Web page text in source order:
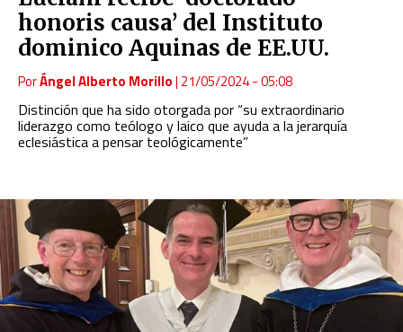
honoris causa’ del Instituto
dominico Aquinas de EE.UU.
PorÁngel Alberto Morillo| 21/05/2024 - 05:08
Distinción que ha sido otorgada por “su extraordinario
liderazgo como teólogo y laico que ayuda a la jerarquía
eclesiástica a pensar teológicamente”